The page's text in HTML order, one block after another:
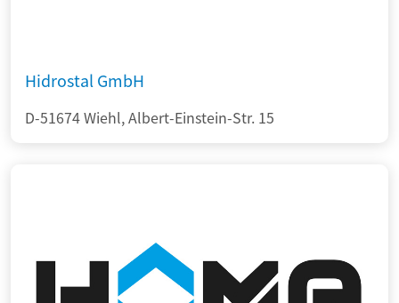
Hidrostal GmbH
D-51674 Wiehl, Albert-Einstein-Str. 15